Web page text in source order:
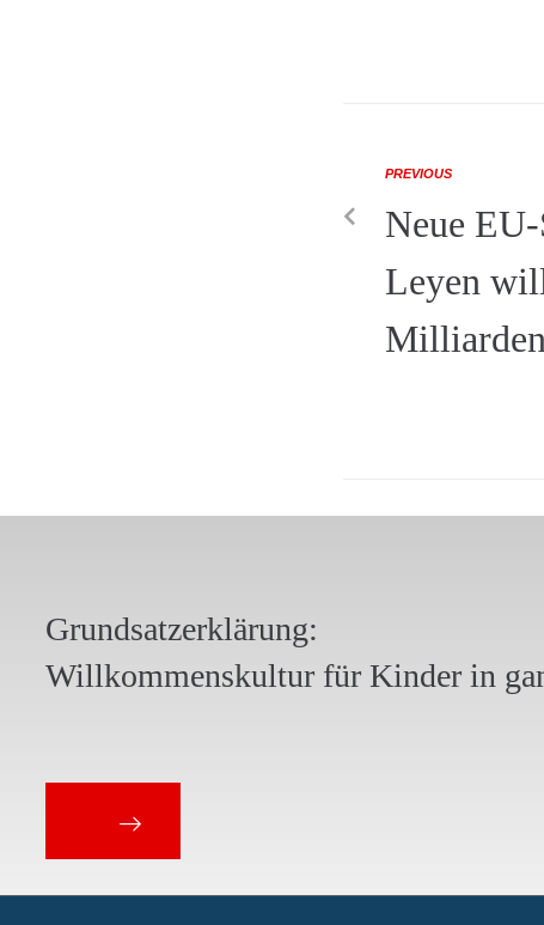
PREVIOUS
Neue
Leyen
Grundsatzerklärung:
Willkommenskultur für Kinder in